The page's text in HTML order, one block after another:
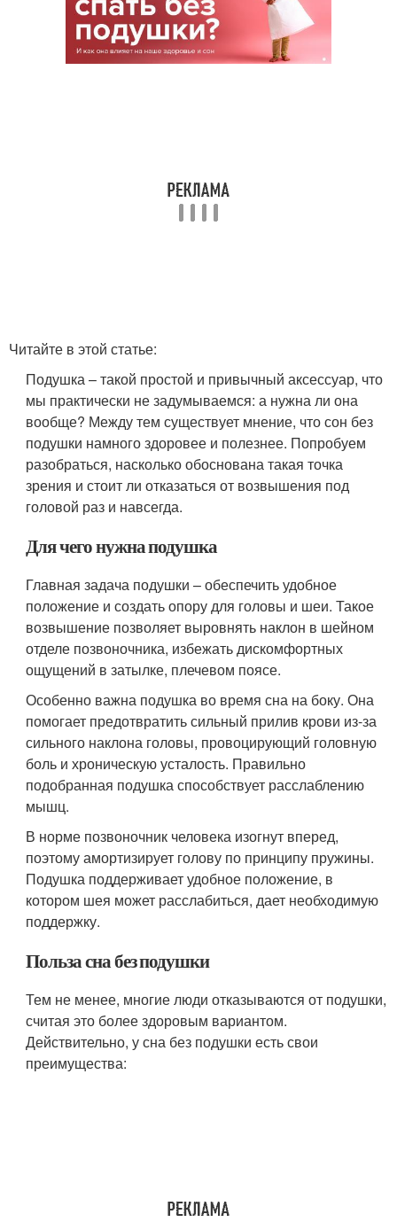
Читайте в этой статье:
Подушка – такой простой и привычный аксессуар, что
мы практически не задумываемся: а нужна ли она
вообще? Между тем существует мнение, что сон без
подушки намного здоровее и полезнее. Попробуем
разобраться, насколько обоснована такая точка
зрения и стоит ли отказаться от возвышения под
головой раз и навсегда.
Для чего нужна подушка
Главная задача подушки – обеспечить удобное
положение и создать опору для головы и шеи. Такое
возвышение позволяет выровнять наклон в шейном
отделе позвоночника, избежать дискомфортных
ощущений в затылке, плечевом поясе.
Особенно важна подушка во время сна на боку. Она
помогает предотвратить сильный прилив крови из-за
сильного наклона головы, провоцирующий головную
боль и хроническую усталость. Правильно
подобранная подушка способствует расслаблению
мышц.
В норме позвоночник человека изогнут вперед,
поэтому амортизирует голову по принципу пружины.
Подушка поддерживает удобное положение, в
котором шея может расслабиться, дает необходимую
поддержку.
Польза сна без подушки
Тем не менее, многие люди отказываются от подушки,
считая это более здоровым вариантом.
Действительно, у сна без подушки есть свои
преимущества: